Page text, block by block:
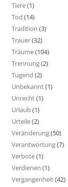
Tiere(1)
Tod (14)
Tradition (3)
Trauer(32)
Träume(104)
Trennung(2)
Tugend (2)
Unbekannt(1)
Unrecht(1)
Urlaub(1)
Urteile(2)
Veränderung(50)
Verantwortung(7)
Verbote(1)
Verdienen (1)
Vergangenheit(42)